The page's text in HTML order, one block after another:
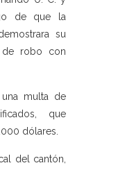
de que la
su
de robo con
una multa de
que
dólares.
del cantón,